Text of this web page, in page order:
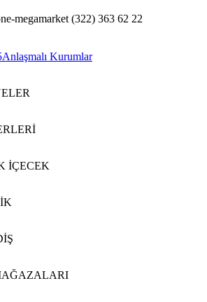
(322) 363 62 22
Anlaşmalı Kurumlar
İÇECEK